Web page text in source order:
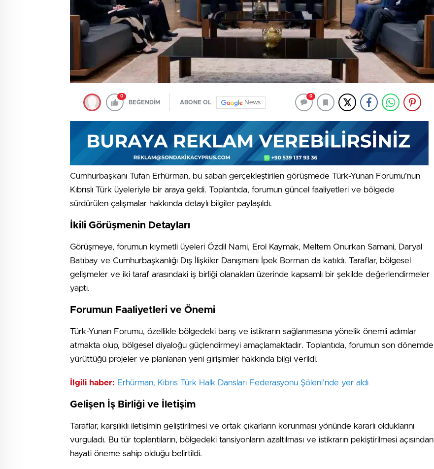
0
BEĞENDİM ABONE OL News
0
Cumhurbaşkanı Tufan Erhürman, bu sabah gerçekleştirilen görüşmede Türk-Yunan Forumu’nun
Kıbrıslı Türk üyeleriyle bir araya geldi. Toplantıda, forumun güncel faaliyetleri ve bölgede
sürdürülen çalışmalar hakkında detaylı bilgiler paylaşıldı.
İkili Görüşmenin Detayları
Görüşmeye, forumun kıymetli üyeleri Özdil Nami, Erol Kaymak, Meltem Onurkan Samani, Daryal
Batıbay ve Cumhurbaşkanlığı Dış İlişkiler Danışmanı İpek Borman da katıldı. Taraflar, bölgesel
gelişmeler ve iki taraf arasındaki iş birliği olanakları üzerinde kapsamlı bir şekilde değerlendirmeler
yaptı.
Forumun Faaliyetleri ve Önemi
Türk-Yunan Forumu, özellikle bölgedeki barış ve istikrarın sağlanmasına yönelik önemli adımlar
atmakta olup, bölgesel diyaloğu güçlendirmeyi amaçlamaktadır. Toplantıda, forumun son dönemde
yürüttüğü projeler ve planlanan yeni girişimler hakkında bilgi verildi.
İlgili haber: Erhürman, Kıbrıs Türk Halk Dansları Federasyonu Şöleni’nde yer aldı
Gelişen İş Birliği ve İletişim
Taraflar, karşılıklı iletişimin geliştirilmesi ve ortak çıkarların korunması yönünde kararlı olduklarını
vurguladı. Bu tür toplantıların, bölgedeki tansiyonların azaltılması ve istikrarın pekiştirilmesi açısından
hayati öneme sahip olduğu belirtildi.